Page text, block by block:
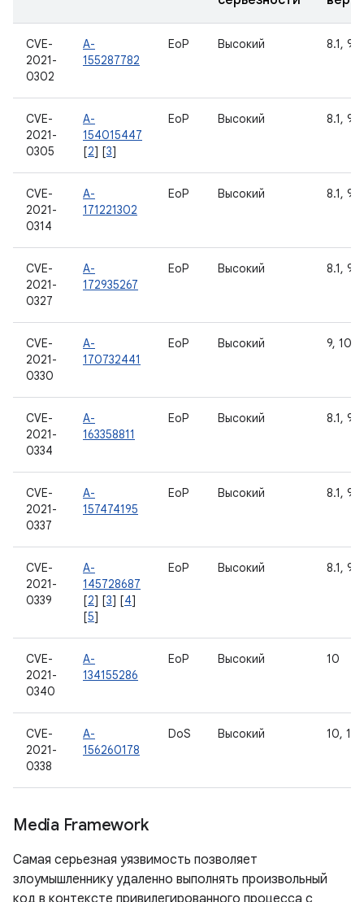
CVE-
2021-
0302
A-
155287782
EoP Высокий 8.1, 9,
CVE-
2021-
0305
A-
154015447
[2] [3]
EoP Высокий 8.1, 9,
CVE-
2021-
0314
A-
171221302
EoP Высокий 8.1, 9,
CVE-
2021-
0327
A-
172935267
EoP Высокий 8.1, 9,
CVE-
2021-
0330
A-
170732441
EoP Высокий 9, 10,
CVE-
2021-
0334
A-
163358811
EoP Высокий 8.1, 9,
CVE-
2021-
0337
A-
157474195
EoP Высокий 8.1, 9,
CVE-
2021-
0339
A-
145728687
[2] [3] [4]
[5]
EoP Высокий 8.1, 9,
CVE-
2021-
0340
A-
134155286
EoP Высокий 10
CVE-
2021-
0338
A-
156260178
DoS Высокий 10, 11
Media Framework
Самая серьезная уязвимость позволяет
злоумышленнику удаленно выполнять произвольный
код в контексте привилегированного процесса с